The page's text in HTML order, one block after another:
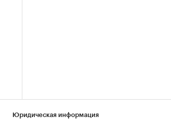
Юридическая информация